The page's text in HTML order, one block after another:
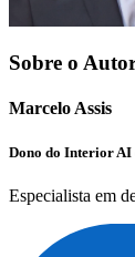
Sobre o
Marcelo Assis
Dono do Interior AI
Especialista em